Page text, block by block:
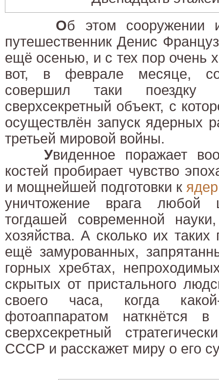
Об этом сооружении
путешественник Денис
ещё осенью, и с тех пор очень
вот, в феврале месяце,
совершил таки поездку
сверхсекретный объект, с
осуществлён запуск ядерных
третьей мировой войны.
Увиденное поражает
костей пробирает чувство
и мощнейшей подготовки к
уничтожение врага любой
тогдашей современной
хозяйства. А сколько их таких
ещё замурованных,
горных хребтах,
скрытых от пристального
своего часа, когда
фотоаппаратом наткнётся
сверхсекретный
СССР и расскажет миру о его